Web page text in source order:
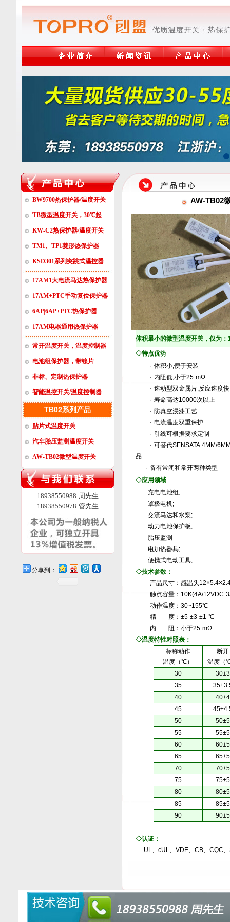
BW9700热保护器/温度开关
TB微型温度开关，30℃起
KW-C2热保护器/温度开关
TM1、TP1菱形热保护器
KSD301系列突跳式温控器
17AM1大电流马达热保护器
17AM+PTC手动复位保护器
6AP|6AP+PTC热保护器
17AM电器通用热保护器
常开温度开关，温度控制器
电池组保护器，带镍片
非标、定制热保护器
智能温控开关/温度控制器
TB02系列产品
贴片式温度开关
汽车胎压监测温度开关
AW-TB02微型温度开关
18938550988 周先生
18938550978 管先生
分享到：
AW-TB02
体积最小的微型温度开关，仅为
◇特点优势
· 体积小,便于安装
· 内阻低,小于25 mΩ
· 速动型双金属片,反应速度快
· 寿命高达10000次以上
· 防真空浸漆工艺
· 电流温度双重保护
· 引线可根据要求定制
· 可替代SENSATA 4MM/6MM
品
· 备有常闭和常开两种类型
◇应用领域
充电电池组;
罩极电机;
交流马达和水泵;
动力电池保护板;
胎压监测
电加热器具;
便携式电动工具;
◇技术参数：
产品尺寸：感温头
触点容量：10K(4A/12VDC
动作温度：30~155℃
精 度：±5 ±3 ±1 ℃
内 阻：小于25 mΩ
◇温度特性对照表：
标称动作
温度（℃）
断开
温度（
30
30±3
35
40
40±4
45
50
50±5
55
55±5
60
60±5
65
65±5
70
70±5
75
75±5
80
80±5
85
85±5
90
90±5
◇认证：
UL、cUL、VDE、CB、CQC、